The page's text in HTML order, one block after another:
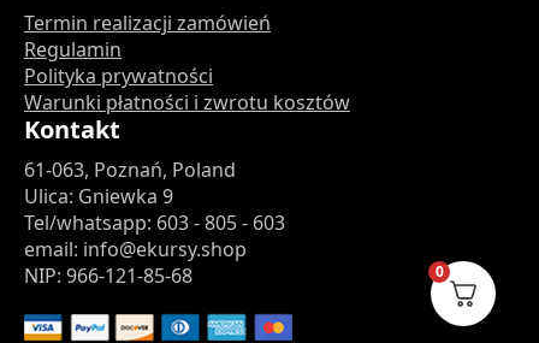
Termin realizacji zamówień
Regulamin
Polityka prywatności
Warunki płatności i zwrotu kosztów
Kontakt
61-063, Poznań, Poland
Ulica: Gniewka 9
Tel/whatsapp: 603 - 805 - 603
email: info@ekursy.shop
NIP: 966-121-85-68
0